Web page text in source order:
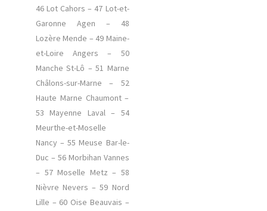
46 Lot Cahors – 47 Lot-et-
Garonne Agen – 48
Lozère Mende – 49 Maine-
et-Loire Angers – 50
Manche St-Lô – 51 Marne
Châlons-sur-Marne – 52
Haute Marne Chaumont –
53 Mayenne Laval – 54
Meurthe-et-Moselle
Nancy – 55 Meuse Bar-le-
Duc – 56 Morbihan Vannes
– 57 Moselle Metz – 58
Nièvre Nevers – 59 Nord
Lille – 60 Oise Beauvais –